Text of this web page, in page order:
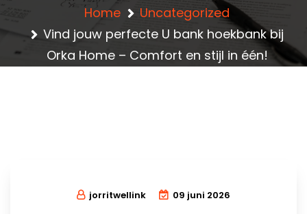
Home
Uncategorized
Vind jouw perfecte U bank hoekbank bij
Orka Home – Comfort en stijl in één!
jorritwellink 09 juni 2026